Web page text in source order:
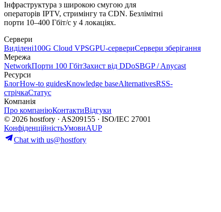
Інфраструктура з широкою смугою для
операторів IPTV, стримінгу та CDN. Безлімітні
порти 10–400 Гбіт/с у 4 локаціях.
Сервери
Виділені100G Cloud VPSGPU-сервериСервери зберігання
Мережа
NetworkПорти 100 ГбітЗахист від DDoSBGP / Anycast
Ресурси
БлогHow-to guidesKnowledge baseAlternativesRSS-
стрічкаСтатус
Компанія
Про компаніюКонтактиВідгуки
© 2026 hostfory · AS209155 · ISO/IEC 27001
КонфіденційністьУмовиAUP
Chat with us@hostfory